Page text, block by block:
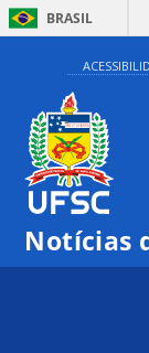
BRASIL
Notícias